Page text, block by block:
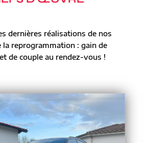
dernières réalisations de nos
la reprogrammation : gain de
de couple au rendez-vous !